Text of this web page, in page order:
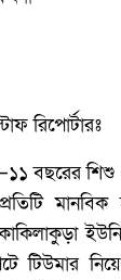
রিপোর্টারঃ
বছরের
টিউমার